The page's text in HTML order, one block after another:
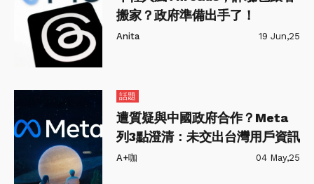
搬家？政府準備出手了！
Anita 19 Jun,25
話題
遭質疑與中國政府合作？Meta
列3點澄清：未交出台灣用戶資訊
A+咖 04 May,25